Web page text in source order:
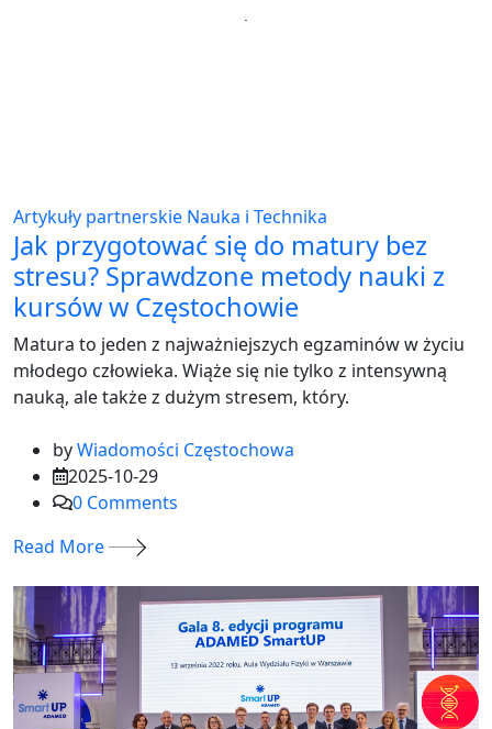
Artykuły partnerskie Nauka i Technika
Jak przygotować się do matury bez
stresu? Sprawdzone metody nauki z
kursów w Częstochowie
Matura to jeden z najważniejszych egzaminów w życiu
młodego człowieka. Wiąże się nie tylko z intensywną
nauką, ale także z dużym stresem, który.
byWiadomości Częstochowa
2025-10-29
0 Comments
Read More